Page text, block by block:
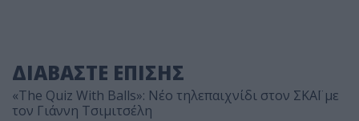
ΔΙΑΒΑΣΤΕ ΕΠΙΣΗΣ
«The Quiz With Balls»: Νέο τηλεπαιχνίδι στον ΣΚΑΪ με
τον Γιάννη Τσιμιτσέλη